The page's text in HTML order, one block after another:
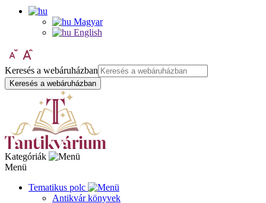
Magyar
English
Keresés a webáruházban
Keresés a webáruházban
Kategóriák
Menü
Tematikus polc
Antikvár könyvek